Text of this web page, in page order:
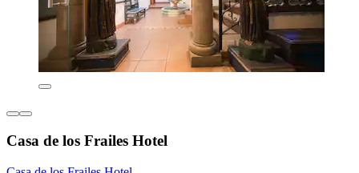
Casa de los Frailes Hotel